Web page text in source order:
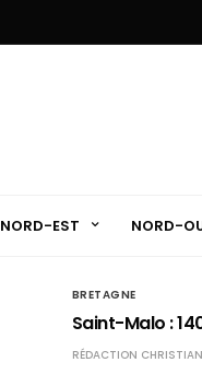
NORD-EST NORD-
BRETAGNE
Saint-Malo :
RÉDACTION